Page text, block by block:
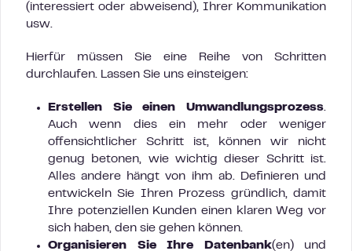
(interessiert oder abweisend), Ihrer Kommunikation
usw.
Hierfür müssen Sie eine Reihe von Schritten
durchlaufen. Lassen Sie uns einsteigen:
Erstellen Sie einen Umwandlungsprozess
Auch wenn dies ein mehr oder weniger
offensichtlicher Schritt ist, können wir nicht
genug betonen, wie wichtig dieser Schritt ist.
Alles andere hängt von ihm ab. Definieren und
entwickeln Sie Ihren Prozess gründlich, damit
Ihre potenziellen Kunden einen klaren Weg vor
sich haben, den sie gehen können.
Organisieren Sie Ihre Datenbank(en) und